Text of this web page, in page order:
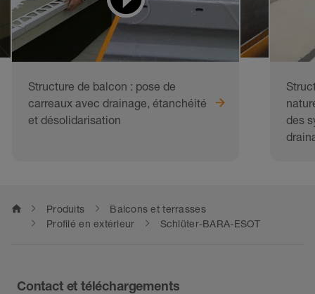
Structure de balcon : pose de
carreaux avec drainage, étanchéité
et désolidarisation
des
home Produits
Balcons et terrasses
Profilé en extérieur
Schlüter-BARA-ESOT
Contact et téléchargements